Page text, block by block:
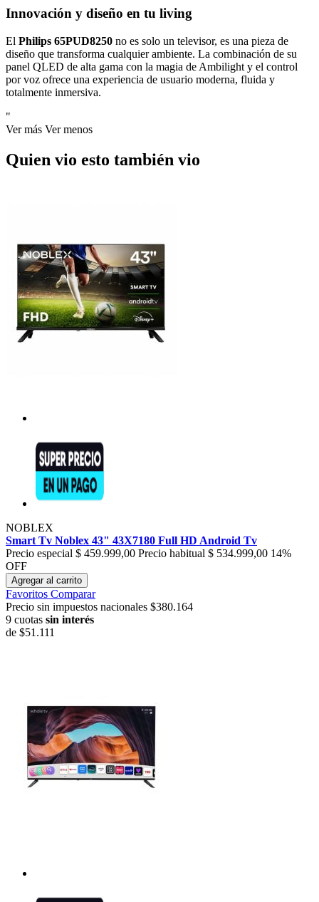
Innovación y diseño en tu living
El Philips 65PUD8250 no es solo un televisor, es una pieza de
diseño que transforma cualquier ambiente. La combinación de su
panel QLED de alta gama con la magia de Ambilight y el control
por voz ofrece una experiencia de usuario moderna, fluida y
totalmente inmersiva.
"
Ver más Ver menos
Quien vio esto también vio
NOBLEX
Smart Tv Noblex 43" 43X7180 Full HD Android Tv
Precio especial $ 459.999,00 Precio habitual $ 534.999,00 14%
OFF
Agregar al carrito
Favoritos Comparar
Precio sin impuestos nacionales $380.164
9 cuotas sin interés
de $51.111